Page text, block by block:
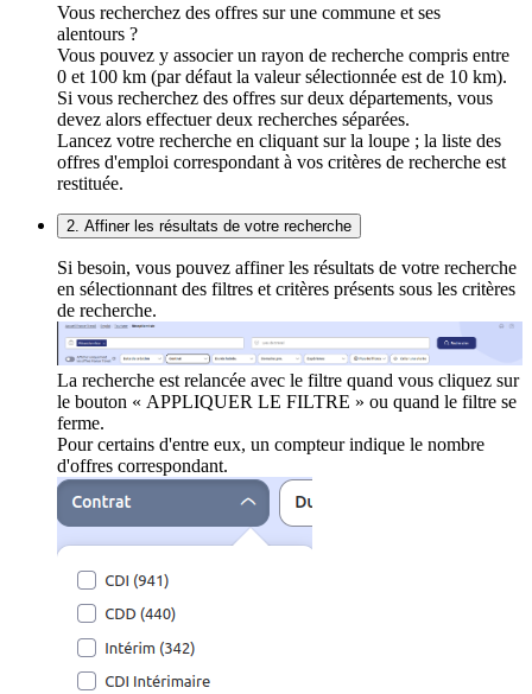
Vous recherchez des offres sur une commune et ses
alentours ?
Vous pouvez y associer un rayon de recherche compris entre
0 et 100 km (par défaut la valeur sélectionnée est de 10 km).
Si vous recherchez des offres sur deux départements, vous
devez alors effectuer deux recherches séparées.
Lancez votre recherche en cliquant sur la loupe ; la liste des
offres d'emploi correspondant à vos critères de recherche est
restituée.
2. Affiner les résultats de votre recherche
Si besoin, vous pouvez affiner les résultats de votre recherche
en sélectionnant des filtres et critères présents sous les critères
de recherche.
La recherche est relancée avec le filtre quand vous cliquez sur
le bouton « APPLIQUER LE FILTRE » ou quand le filtre se
ferme.
Pour certains d'entre eux, un compteur indique le nombre
d'offres correspondant.